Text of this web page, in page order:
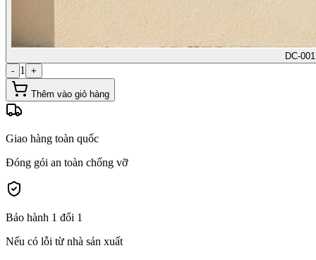
DC-
- 1 +
Thêm vào giỏ hàng
Giao hàng toàn quốc
Đóng gói an toàn chống vỡ
Bảo hành 1 đổi 1
Nếu có lỗi từ nhà sản xuất